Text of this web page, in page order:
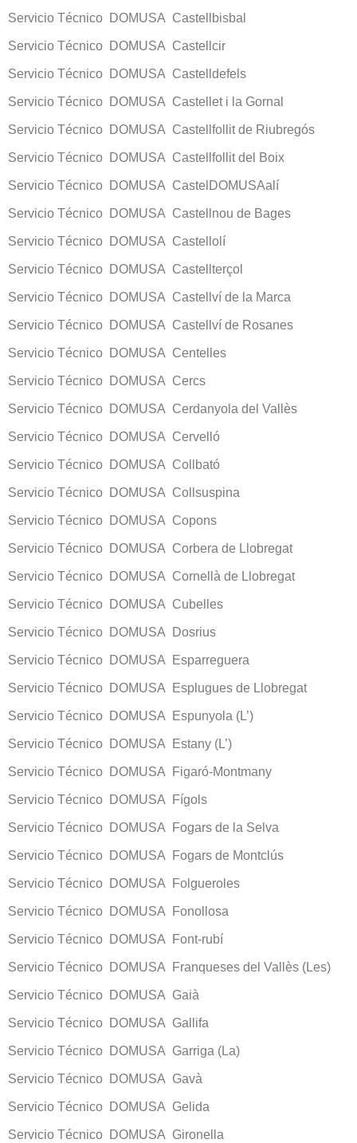
Servicio Técnico DOMUSA Castellbisbal
Servicio Técnico DOMUSA Castellcir
Servicio Técnico DOMUSA Castelldefels
Servicio Técnico DOMUSA Castellet i la Gornal
Servicio Técnico DOMUSA Castellfollit de Riubregós
Servicio Técnico DOMUSA Castellfollit del Boix
Servicio Técnico DOMUSA CastelDOMUSAalí
Servicio Técnico DOMUSA Castellnou de Bages
Servicio Técnico DOMUSA Castellolí
Servicio Técnico DOMUSA Castellterçol
Servicio Técnico DOMUSA Castellví de la Marca
Servicio Técnico DOMUSA Castellví de Rosanes
Servicio Técnico DOMUSA Centelles
Servicio Técnico DOMUSA Cercs
Servicio Técnico DOMUSA Cerdanyola del Vallès
Servicio Técnico DOMUSA Cervelló
Servicio Técnico DOMUSA Collbató
Servicio Técnico DOMUSA Collsuspina
Servicio Técnico DOMUSA Copons
Servicio Técnico DOMUSA Corbera de Llobregat
Servicio Técnico DOMUSA Cornellà de Llobregat
Servicio Técnico DOMUSA Cubelles
Servicio Técnico DOMUSA Dosrius
Servicio Técnico DOMUSA Esparreguera
Servicio Técnico DOMUSA Esplugues de Llobregat
Servicio Técnico DOMUSA Espunyola (L’)
Servicio Técnico DOMUSA Estany (L’)
Servicio Técnico DOMUSA Figaró-Montmany
Servicio Técnico DOMUSA Fígols
Servicio Técnico DOMUSA Fogars de la Selva
Servicio Técnico DOMUSA Fogars de Montclús
Servicio Técnico DOMUSA Folgueroles
Servicio Técnico DOMUSA Fonollosa
Servicio Técnico DOMUSA Font-rubí
Servicio Técnico DOMUSA Franqueses del Vallès (Les)
Servicio Técnico DOMUSA Gaià
Servicio Técnico DOMUSA Gallifa
Servicio Técnico DOMUSA Garriga (La)
Servicio Técnico DOMUSA Gavà
Servicio Técnico DOMUSA Gelida
Servicio Técnico DOMUSA Gironella